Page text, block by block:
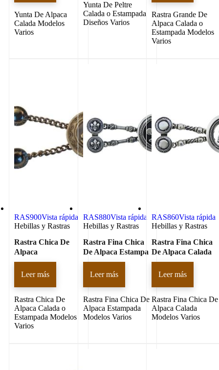
Yunta De Alpaca
Calada Modelos
Varios
Yunta De Peltre
Calada o Estampada
Diseños Varios
Rastra Grande De
Alpaca Calada o
Estampada Modelos
Varios
RAS900Vista rápida
Hebillas y Rastras
Rastra Chica De
Alpaca
Leer más
Rastra Chica De
Alpaca Calada o
Estampada Modelos
Varios
RAS880Vista rápida
Hebillas y Rastras
Rastra Fina Chica
De Alpaca Estampa
Leer más
Rastra Fina Chica De
Alpaca Estampada
Modelos Varios
RAS860Vista rápida
Hebillas y Rastras
Rastra Fina Chica
De Alpaca Calada
Leer más
Rastra Fina Chica De
Alpaca Calada
Modelos Varios